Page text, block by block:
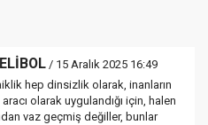
/ 15 Aralık 2025 16:49
hep dinsizlik olarak, inanların
olarak uygulandığı için, halen
vaz geçmiş değiller, bunlar